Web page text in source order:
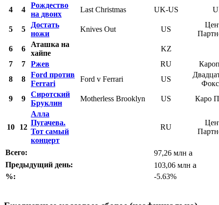
4 4
Рождество
на двоих
Last Christmas UK-US
5 5
Достать
ножи
Knives Out US
6
6
Аташка на
хайпе
KZ
7
7 Ржев RU
8
8
Ford против
Ferrari
Ford v Ferrari US
9
9
Сиротский
Бруклин
Motherless Brooklyn US Каро
10 12
Алла
Пугачева.
Тот самый
концерт
RU
Всего: 97,26 млн a
Предыдущий день: 103,06 млн a
%: -5.63%